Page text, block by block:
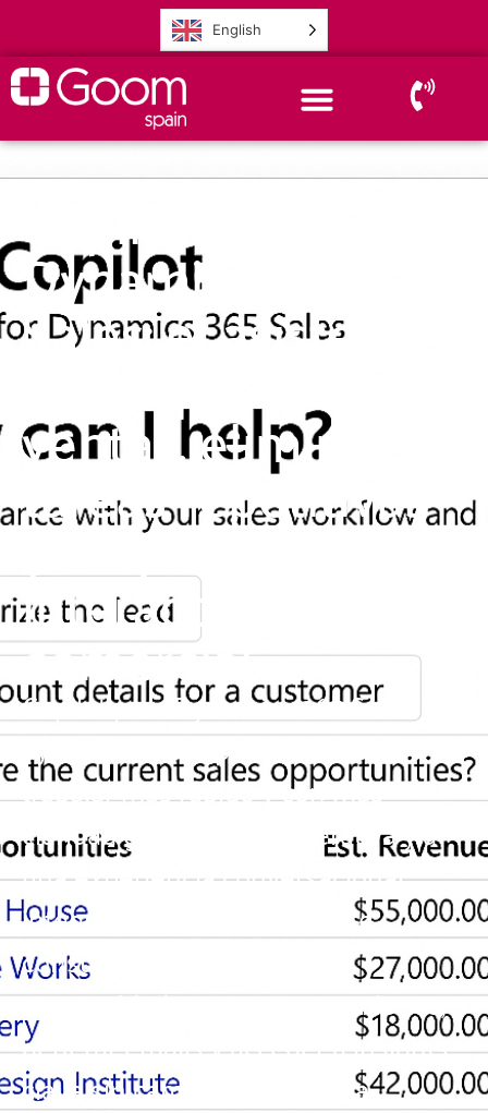
English
Copilot para
Dynamics 365
Sales: el asistente
de IA que acelera
ventas, elimina
tareas repetitivas
y mejora cada
interacción
comercial
Copilot para Dynamics 365 Sales
ayuda a los equipos de ventas a
trabajar más rápido y con más
claridad gracias a IA generativa y a
una experiencia conversacional
integrada en el CRM. Permite
consultar registros, resumir
oportunidades, preparar reuniones,
generar emails y acceder a insights
clave sin cambiar de pantalla.